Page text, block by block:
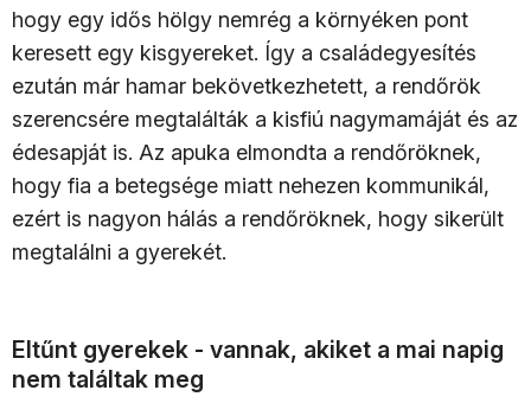
hogy egy idős hölgy nemrég a környéken pont
keresett egy kisgyereket. Így a családegyesítés
ezután már hamar bekövetkezhetett, a rendőrök
szerencsére megtalálták a kisfiú nagymamáját és az
édesapját is. Az apuka elmondta a rendőröknek,
hogy fia a betegsége miatt nehezen kommunikál,
ezért is nagyon hálás a rendőröknek, hogy sikerült
megtalálni a gyerekét.
Eltűnt gyerekek - vannak, akiket a mai napig
nem találtak meg